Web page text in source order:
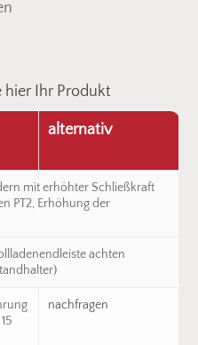
hier Ihr Produkt
alternativ
mit erhöhter Schließkraft
PT2, Erhöhung der
achten
nachfragen